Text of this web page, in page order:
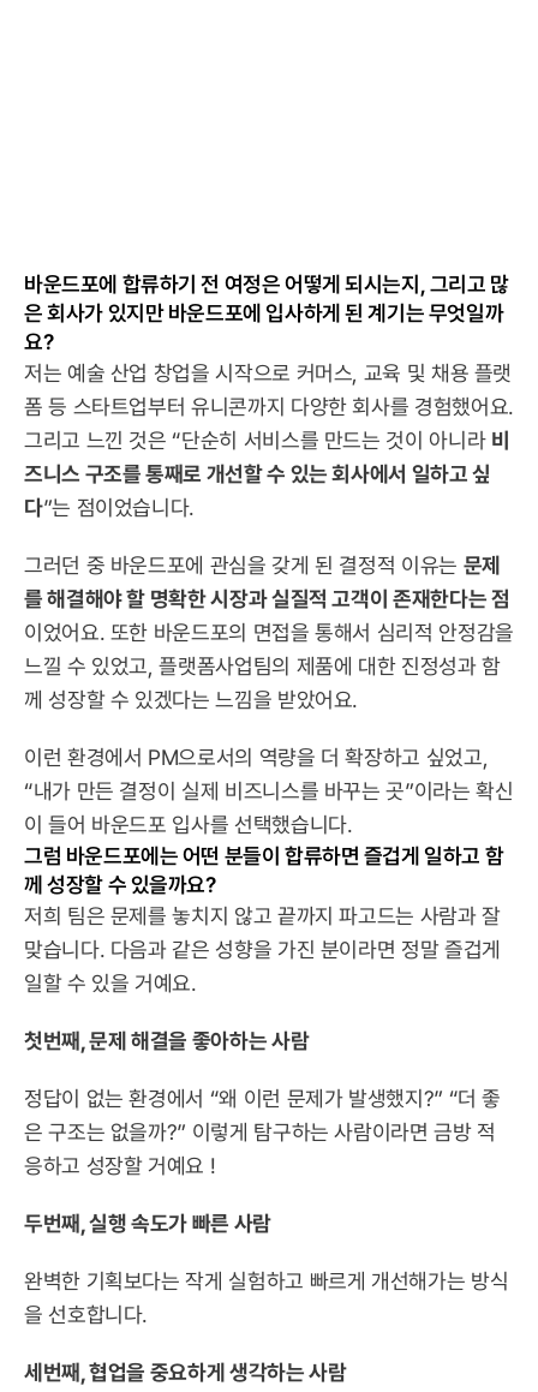
바운드포에 합류하기 전 여정은 어떻게 되시는지, 그리고 많
은 회사가 있지만 바운드포에 입사하게 된 계기는 무엇일까
요?
저는 예술 산업 창업을 시작으로 커머스, 교육 및 채용 플랫
폼 등 스타트업부터 유니콘까지 다양한 회사를 경험했어요.
그리고 느낀 것은 “단순히 서비스를 만드는 것이 아니라 비
즈니스 구조를 통째로 개선할 수 있는 회사에서 일하고 싶
다”는 점이었습니다.
그러던 중 바운드포에 관심을 갖게 된 결정적 이유는 문제
를 해결해야 할 명확한 시장과 실질적 고객이 존재한다는 점
이었어요. 또한 바운드포의 면접을 통해서 심리적 안정감을
느낄 수 있었고, 플랫폼사업팀의 제품에 대한 진정성과 함
께 성장할 수 있겠다는 느낌을 받았어요.
이런 환경에서 PM으로서의 역량을 더 확장하고 싶었고,
“내가 만든 결정이 실제 비즈니스를 바꾸는 곳”이라는 확신
이 들어 바운드포 입사를 선택했습니다.
그럼 바운드포에는 어떤 분들이 합류하면 즐겁게 일하고 함
께 성장할 수 있을까요?
저희 팀은 문제를 놓치지 않고 끝까지 파고드는 사람과 잘
맞습니다. 다음과 같은 성향을 가진 분이라면 정말 즐겁게
일할 수 있을 거예요.
첫번째, 문제 해결을 좋아하는 사람
정답이 없는 환경에서 “왜 이런 문제가 발생했지?” “더 좋
은 구조는 없을까?” 이렇게 탐구하는 사람이라면 금방 적
응하고 성장할 거예요 !
두번째, 실행 속도가 빠른 사람
완벽한 기획보다는 작게 실험하고 빠르게 개선해가는 방식
을 선호합니다.
세번째, 협업을 중요하게 생각하는 사람